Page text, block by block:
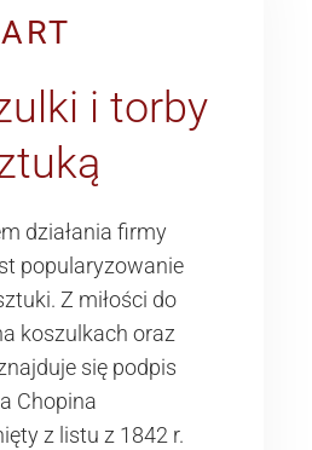
i torby
działania firmy
popularyzowanie
Z miłości do
koszulkach oraz
się podpis
Chopina
z listu z 1842 r.